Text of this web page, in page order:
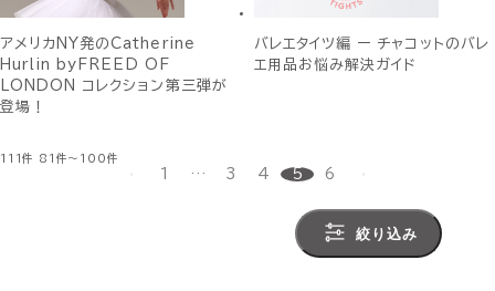
アメリカNY発のCatherine
Hurlin byFREED OF
LONDON コレクション第三弾が
登場！
バレエタイツ編 ー チャコットのバレ
エ用品お悩み解決ガイド
111件 81件～100件
1 … 3 4 5 6
絞り込み